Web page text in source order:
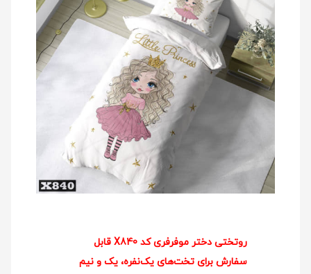
روتختی دختر موفرفری کد X840 قابل
سفارش برای تخت‌های یک‌نفره، یک و نیم